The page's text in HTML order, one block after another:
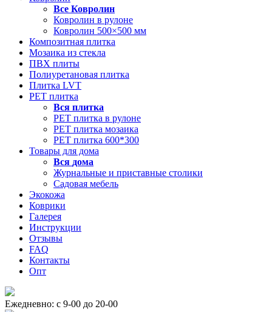
Все Ковролин
Ковролин в рулоне
Ковролин 500×500 мм
Композитная плитка
Мозаика из стекла
ПВХ плиты
Полиуретановая плитка
Плитка LVT
РЕТ плитка
Вся плитка
РЕТ плитка в рулоне
РЕТ плитка мозаика
РЕТ плитка 600*300
Товары для дома
Вся дома
Журнальные и приставные столики
Садовая мебель
Экокожа
Коврики
Галерея
Инструкции
Отзывы
FAQ
Контакты
Опт
Ежедневно: с 9-00 до 20-00